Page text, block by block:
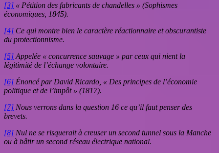
[3] « Pétition des fabricants de chandelles » (Sophismes
économiques, 1845).
[4] Ce qui montre bien le caractère réactionnaire et obscurantiste
du protectionnisme.
[5] Appelée « concurrence sauvage » par ceux qui nient la
légitimité de l’échange volontaire.
[6] Énoncé par David Ricardo, « Des principes de l’économie
politique et de l’impôt » (1817).
[7] Nous verrons dans la question 16 ce qu’il faut penser des
brevets.
[8] Nul ne se risquerait à creuser un second tunnel sous la Manche
ou à bâtir un second réseau électrique national.